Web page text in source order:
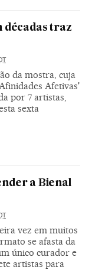
décadas traz
da mostra, cuja
Afetivas'
por 7 artistas,
sexta
a Bienal
vez em muitos
se afasta da
único curador e
artistas para